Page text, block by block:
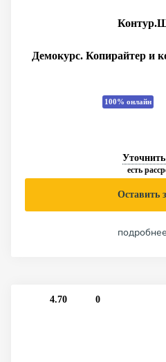
Демокурс. Копирайтер и
100% онлайн
есть
Оставить
подробнее
4.70 0